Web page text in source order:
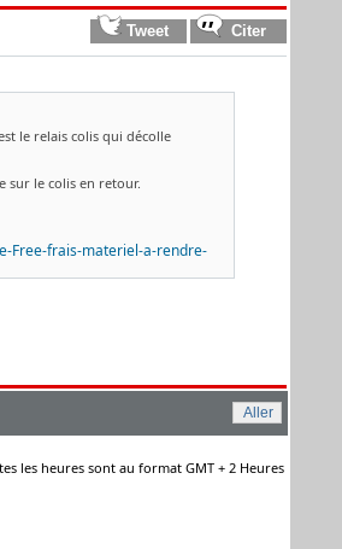
le relais colis qui décolle
sur le colis en retour.
Free-frais-materiel-a-rendre-
les heures sont au format GMT + 2 Heures